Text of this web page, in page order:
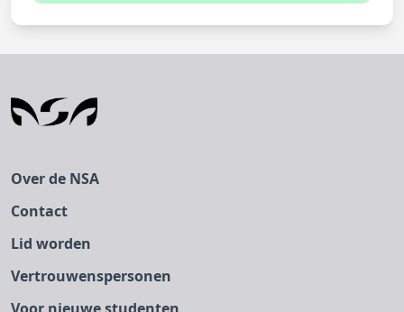
Over de NSA
Contact
Lid worden
Vertrouwenspersonen